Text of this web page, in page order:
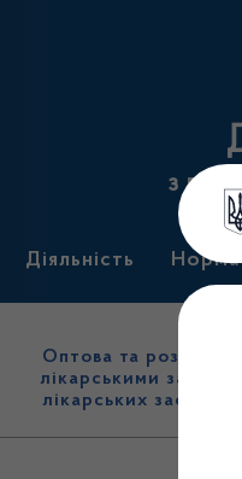
з
Діяльність
Оптова та
лікарськими
лікарських засобів